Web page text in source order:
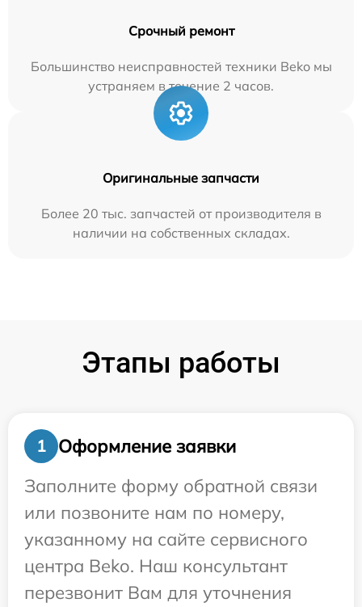
Срочный ремонт
Большинство неисправностей техники Beko мы
устраняем в течение 2 часов.
Оригинальные запчасти
Более 20 тыс. запчастей от производителя в
наличии на собственных складах.
Этапы работы
1
Оформление заявки
Заполните форму обратной связи
или позвоните нам по номеру,
указанному на сайте сервисного
центра Beko. Наш консультант
перезвонит Вам для уточнения